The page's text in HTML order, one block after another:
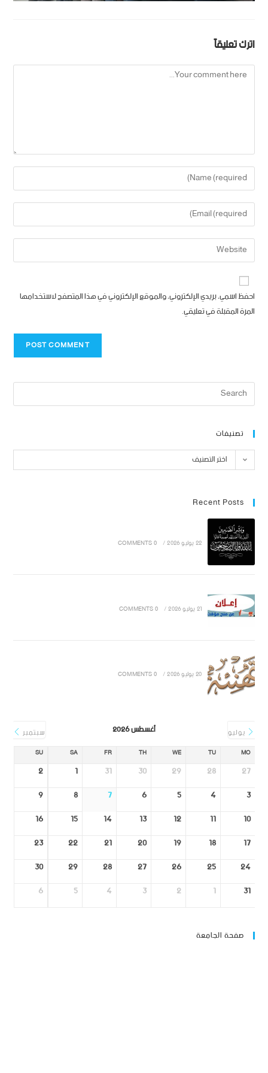
اترك تعليقاً
احفظ اسمي، بريدي الإلكتروني، والموقع الإلكتروني في هذا المتصفح لاستخدامها
المرة المقبلة في تعليقي.
تصنيفات
اختر التصنيف
Recent Posts
22 يوليو 2026 /
0 COMMENTS
21 يوليو 2026 /
0 COMMENTS
20 يوليو 2026 /
0 COMMENTS
يوليو أغسطس 2026 سبتمبر
MO
TU
WE
TH
FR
SA
SU
27
28
29
30
31
1
2
3
4
5
6
7
8
9
10
11
12
13
14
15
16
17
18
19
20
21
22
23
24
25
26
27
28
29
30
31
1
2
3
4
5
6
صفحة الجامعة